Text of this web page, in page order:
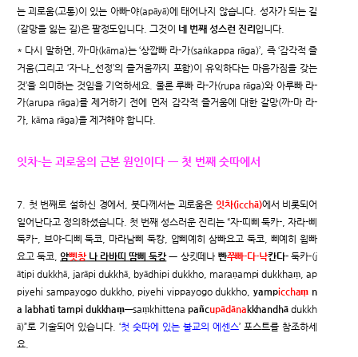
는 괴로움(고통)이 있는 아빠-야(apāyā)에 태어나지 않습니다. 성자가 되는 길
(갈망을 잃는 길)은 팔정도입니다. 그것이 네 번째 성스런 진리 입니다.
* 다시 말하면, 까-마(kāma)는 ‘상깝빠 라-가(saṅkappa rāga)’, 즉 ‘감각적 즐
거움(그리고 ‘자-나_선정’의 즐거움까지 포함)이 유익하다는 마음가짐을 갖는
것’을 의미하는 것임을 기억하세요. 물론 루빠 라-가(rupa rāga)와 아루빠 라-
가(arupa rāga)를 제거하기 전에 먼저 감각적 즐거움에 대한 갈망(까-마 라-
가, kāma rāga)을 제거해야 합니다.
잇차-는 괴로움의 근본 원인이다 ㅡ 첫 번째 숫따에서
7. 첫 번째로 설하신 경에서, 붓다께서는 괴로움은 잇차(icchā)에서 비롯되어
일어난다고 정의하셨습니다. 첫 번째 성스러운 진리는 “자-띠삐 둑카-, 자라-삐
둑카-, 브야-디삐 둑코, 마라남삐 둑캉, 압삐예히 삼빠요고 둑코, 삐예히 윕빠
요고 둑코, 얌삣창나 라바띠 땀삐 둑캉ㅡ 상킷떼나 빤쭈빠-다-낙칸다- 둑카-(j
ātipi dukkhā, jarāpi dukkhā, byādhipi dukkho, maraṇampi dukkhaṃ, ap
piyehi sampayogo dukkho, piyehi vippayogo dukkho, yampicchaṃ n
a labhati tampi dukkhaṃ—saṃkhittena pañcupādāna kkhandhā dukkh
ā)”로 기술되어 있습니다. ‘첫 숫따에 있는 불교의 에센스’ 포스트를 참조하세
요.